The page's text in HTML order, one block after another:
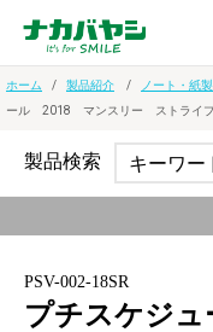
ホーム 製品紹介 ノート・紙
ール 2018 マンスリー ストライプ
PSV-002-18SR
プチスケジ
製品検索